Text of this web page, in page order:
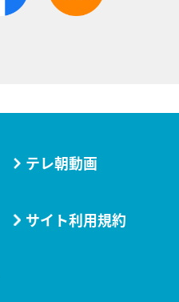
テレ朝動画
サイト利用規約